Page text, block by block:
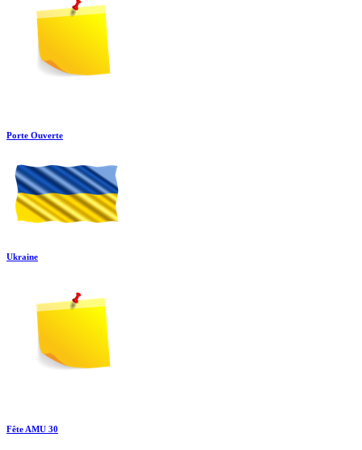
Porte Ouverte
Ukraine
Fête AMU 30